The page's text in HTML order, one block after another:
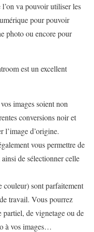
va pouvoir utiliser les
pour pouvoir
photo ou encore pour
est un excellent
images soient non
conversions noir et
l’image d’origine.
vous permettre de
de sélectionner celle
couleur) sont parfaitement
travail. Vous pourrez
de vignetage ou de
à vos images…